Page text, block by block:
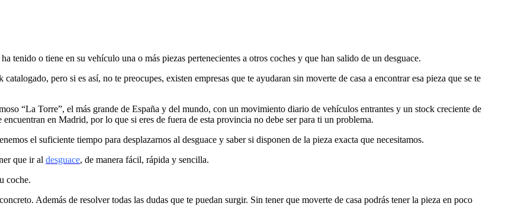
tenido o tiene en su vehículo una o más piezas pertenecientes a otros coches y que han salido de un desguace.
pero si es así, no te preocupes, existen empresas que te ayudaran sin moverte de casa a encontrar esa pieza que se te
“La Torre”, el más grande de España y del mundo, con un movimiento diario de vehículos entrantes y un stock creciente de
en Madrid, por lo que si eres de fuera de esta provincia no debe ser para ti un problema.
el suficiente tiempo para desplazarnos al desguace y saber si disponen de la pieza exacta que necesitamos.
que ir al desguace, de manera fácil, rápida y sencilla.
coche.
Además de resolver todas las dudas que te puedan surgir. Sin tener que moverte de casa podrás tener la pieza en poco